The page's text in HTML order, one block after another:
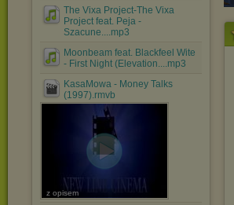
The Vixa Project-The Vixa
Project feat. Peja -
Szacune....mp3
Moonbeam feat. Blackfeel Wite
- First Night (Elevation....mp3
KasaMowa - Money Talks
(1997).rmvb
z opisem